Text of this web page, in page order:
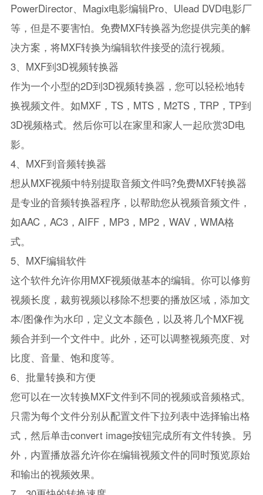
PowerDirector、Magix电影编辑Pro、Ulead DVD电影厂
等，但是不要害怕。免费MXF转换器为您提供完美的解
决方案，将MXF转换为编辑软件接受的流行视频。
3、MXF到3D视频转换器
作为一个小型的2D到3D视频转换器，您可以轻松地转
换视频文件。如MXF，TS，MTS，M2TS，TRP，TP到
3D视频格式。然后你可以在家里和家人一起欣赏3D电
影。
4、MXF到音频转换器
想从MXF视频中特别提取音频文件吗?免费MXF转换器
是专业的音频转换器程序，以帮助您从视频音频文件，
如AAC，AC3，AIFF，MP3，MP2，WAV，WMA格
式。
5、MXF编辑软件
这个软件允许你用MXF视频做基本的编辑。你可以修剪
视频长度，裁剪视频以移除不想要的播放区域，添加文
本/图像作为水印，定义文本颜色，以及将几个MXF视
频合并到一个文件中。此外，还可以调整视频亮度、对
比度、音量、饱和度等。
6、批量转换和方便
您可以在一次转换MXF文件到不同的视频或音频格式。
只需为每个文件分别从配置文件下拉列表中选择输出格
式，然后单击convert image按钮完成所有文件转换。另
外，内置播放器允许你在编辑视频文件的同时预览原始
和输出的视频效果。